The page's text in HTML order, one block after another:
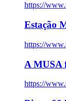
https://
Estação
https://
A MUSA
https://